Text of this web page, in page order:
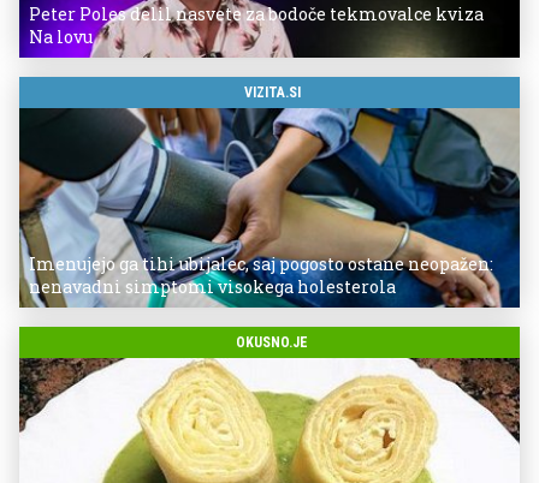
Peter Poles delil nasvete za bodoče tekmovalce kviza
Na lovu
VIZITA.SI
Imenujejo ga tihi ubijalec, saj pogosto ostane neopažen:
nenavadni simptomi visokega holesterola
OKUSNO.JE